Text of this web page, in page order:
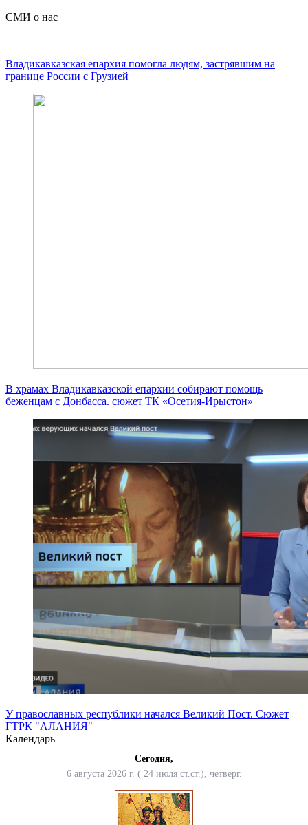
СМИ о нас
Владикавказская епархия помогла людям, застрявшим на
границе России с Грузией
В храмах Владикавказской епархии собирают помощь
беженцам с Донбасса. сюжет ТК «Осетия-Ирыстон»
У православных республики начался Великий Пост. Сюжет
ГТРК "АЛАНИЯ"
Календарь
Сегодня,
6 августа 2026 г. ( 24 июля ст.ст.), четверг.